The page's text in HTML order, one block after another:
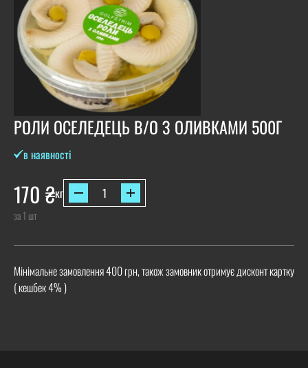
РОЛИ ОСЕЛЕДЕЦЬ В/О З ОЛИВКАМИ 500Г
в наявності
170 ₴кг
за 1 шт
Мінімальне замовлення 400 грн, також замовник отримує дисконт картку
( кешбек 4% )